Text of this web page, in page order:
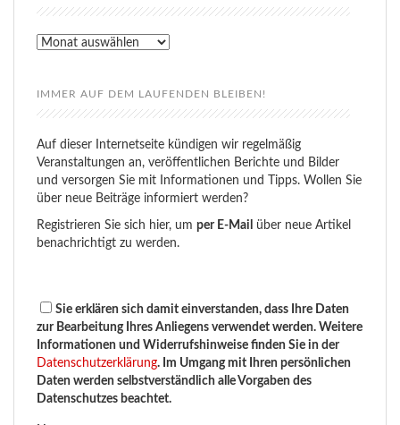
Rückblick
IMMER AUF DEM LAUFENDEN BLEIBEN!
Auf dieser Internetseite kündigen wir regelmäßig
Veranstaltungen an, veröffentlichen Berichte und Bilder
und versorgen Sie mit Informationen und Tipps. Wollen Sie
über neue Beiträge informiert werden?
Registrieren Sie sich hier, um per E-Mail
über neue Artikel
benachrichtigt zu werden.
Sie erklären sich damit einverstanden, dass Ihre Daten
zur Bearbeitung Ihres Anliegens verwendet werden. Weitere
Informationen und Widerrufshinweise finden Sie in der
Datenschutzerklärung. Im Umgang mit Ihren persönlichen
Daten werden selbstverständlich alle Vorgaben des
Datenschutzes beachtet.